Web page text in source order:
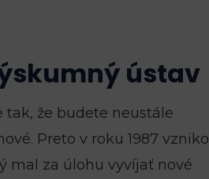
ústav
že budete neustále
Preto v roku 1987 vznikol
mal za úlohu vyvíjať nové